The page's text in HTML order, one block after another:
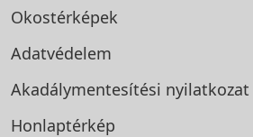
Okostérképek
Adatvédelem
Akadálymentesítési nyilatkozat
Honlaptérkép